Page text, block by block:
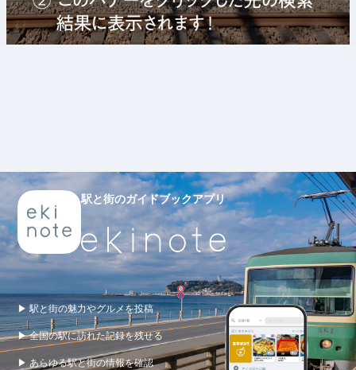
駅と街のガイドブックアプリ
▶ 駅と街の魅力やグルメを投稿
▶ 全国の駅に訪れた記録を残せる
▶ あらゆる駅と街の情報を確認